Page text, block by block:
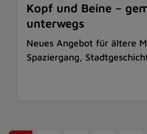
Kopf und Beine –
unterwegs
Neues Angebot für ältere
Spaziergang,